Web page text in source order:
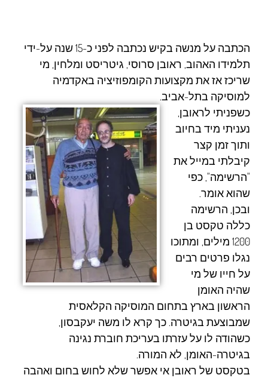
הכתבה על מנשה בקיש נכתבה לפני כ-15 שנה על-ידי
תלמידו האהוב, ראובן סרוסי, גיטריסט ומלחין, מי
שריכז אז את מקצועות הקומפוזיציה באקדמיה
למוסיקה בתל-אביב.
כשפניתי לראובן,
נעניתי מיד בחיוב
ותוך זמן קצר
קיבלתי במייל את
"הרשימה", כפי
שהוא אומר.
ובכן, הרשימה
כללה טקסט בן
1200 מילים, ומתוכו
נגלו פרטים רבים
על חייו של מי
שהיה האומן
הראשון בארץ בתחום המוסיקה הקלאסית
שמבוצעת בגיטרה. כך קרא לו משה יעקבסון,
כשהודה לו על עזרתו בעריכת חוברת נגינה
בגיטרה-האומן, לא המורה.
בטקסט של ראובן אי אפשר שלא לחוש בחום ואהבה